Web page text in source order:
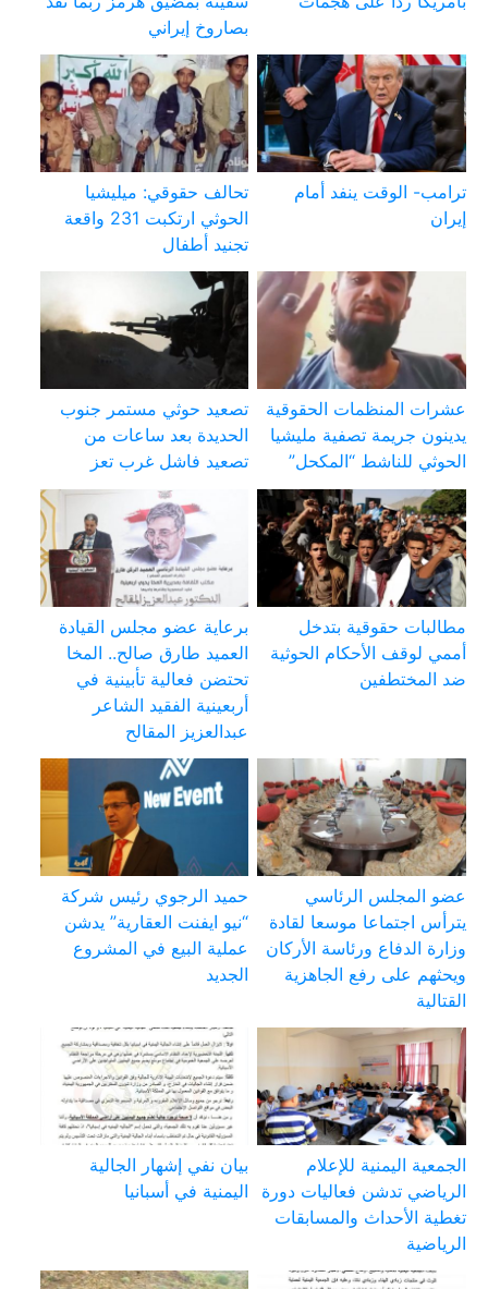
بصاروخ إيراني
ترامب- الوقت ينفد أمام
إيران
تحالف حقوقي: ميليشيا
الحوثي ارتكبت 231 واقعة
تجنيد أطفال
عشرات المنظمات الحقوقية
يدينون جريمة تصفية مليشيا
الحوثي للناشط “المكحل”
تصعيد حوثي مستمر جنوب
الحديدة بعد ساعات من
تصعيد فاشل غرب تعز
مطالبات حقوقية بتدخل
أممي لوقف الأحكام الحوثية
ضد المختطفين
برعاية عضو مجلس القيادة
العميد طارق صالح.. المخا
تحتضن فعالية تأبينية في
أربعينية الفقيد الشاعر
عبدالعزيز المقالح
عضو المجلس الرئاسي
يترأس اجتماعا موسعا لقادة
وزارة الدفاع ورئاسة الأركان
ويحثهم على رفع الجاهزية
القتالية
حميد الرجوي رئيس شركة
“نيو ايفنت العقارية” يدشن
عملية البيع في المشروع
الجديد
الجمعية اليمنية للإعلام
الرياضي تدشن فعاليات دورة
تغطية الأحداث والمسابقات
الرياضية
بيان نفي إشهار الجالية
اليمنية في أسبانيا